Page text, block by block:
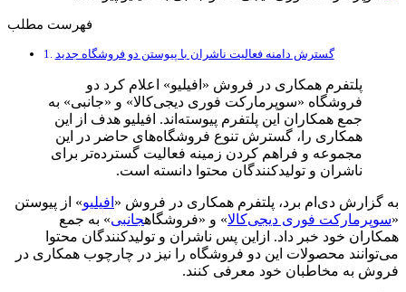
فهرست مطلب
گسترش دامنه فعالیت ناشران با پیوستن دو فروشگاه جدید
پلتفرم همکاری در فروش «افیلیو» اعلام کرد دو
فروشگاه «سوپرمارکت فوری دیجی‌کالا» و «جانبی» به
جمع همکاران این پلتفرم پیوسته‌اند. افیلیو هدف از این
همکاری را، گسترش تنوع فروشگاه‌های حاضر در این
مجموعه و فراهم کردن زمینه فعالیت گسترده‌تر برای
ناشران و تولیدکنندگان محتوا دانسته است.
به گزارش دی‌ام برد، پلتفرم همکاری در فروش « افیلیو» از پیوستن
«سوپرمارکت فوری دیجی‌کالا» و «فروشگاهجانبی» به جمع
همکاران خود خبر داد. ازاین‌ پس ناشران و تولیدکنندگان محتوا
می‌توانند محصولات این دو فروشگاه را نیز در چارچوب همکاری در
فروش به مخاطبان خود معرفی کنند.